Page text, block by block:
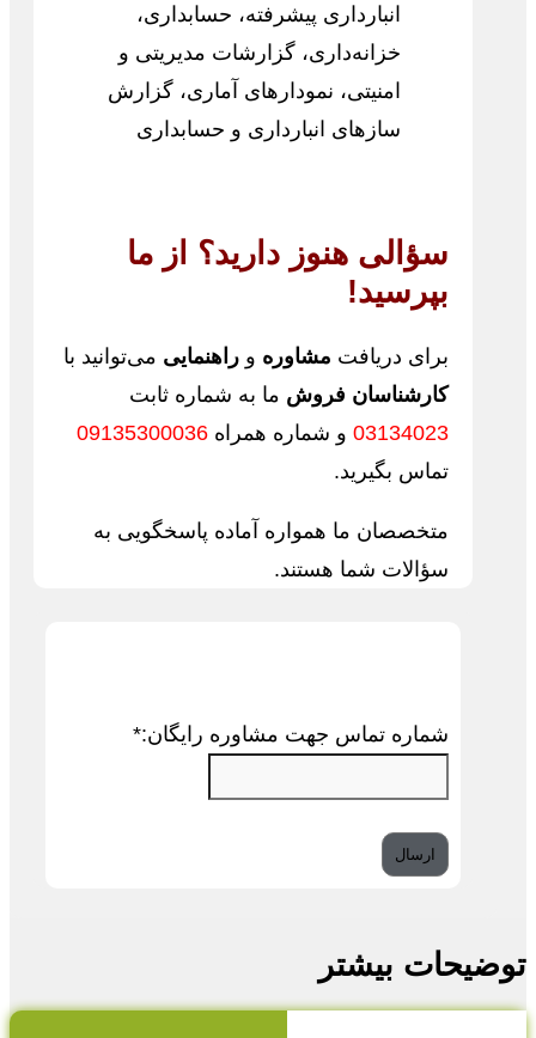
انبارداری پیشرفته، حسابداری،
خزانه‌داری، گزارشات مدیریتی و
امنیتی، نمودارهای آماری، گزارش
سازهای انبارداری و حسابداری
سؤالی هنوز دارید؟ از ما
بپرسید!
برای دریافت مشاوره و راهنمایی می‌توانید با
کارشناسان فروش ما به شماره ثابت
03134023 و شماره همراه 09135300036
تماس بگیرید.
متخصصان ما همواره آماده پاسخگویی به
سؤالات شما هستند.
شماره تماس جهت مشاوره رایگان:*
توضیحات بیشتر